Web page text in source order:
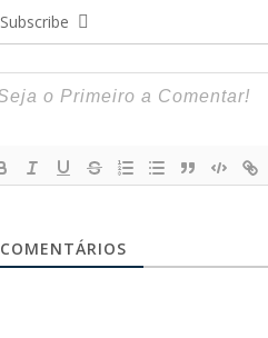
Subscribe
COMENTÁRIOS